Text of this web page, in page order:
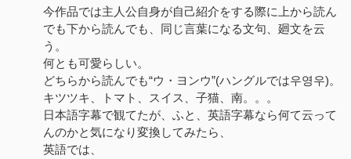
今作品では主人公自身が自己紹介をする際に上から読ん
でも下から読んでも、同じ言葉になる文句、廻文を云
う。
何とも可愛らしい。
どちらから読んでも“ウ・ヨンウ”(ハングルでは우영우)。
キツツキ、トマト、スイス、子猫、南。。。
日本語字幕で観てたが、ふと、英語字幕なら何て云って
んのかと気になり変換してみたら、
英語では、